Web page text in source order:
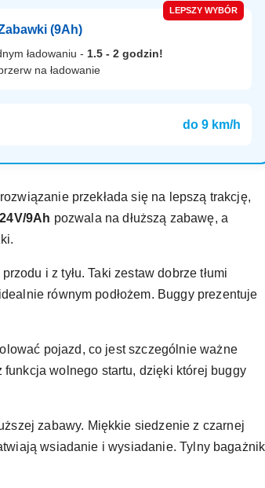
LEPSZY WYBÓR
(9Ah)
ładowaniu - 1.5 - 2 godzin!
na ładowanie
do 9 km/h
przekłada się na lepszą trakcję,
9Ah pozwala na dłuższą zabawę, a
i z tyłu. Taki zestaw dobrze tłumi
równym podłożem. Buggy prezentuje
pojazd, co jest szczególnie ważne
wolnego startu, dzięki której buggy
zabawy. Miękkie siedzenie z czarnej
wsiadanie i wysiadanie. Tylny bagażnik